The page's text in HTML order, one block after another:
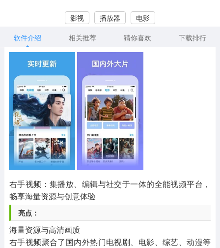
418款应用
音乐舞蹈
269款应用
2716款应用
其他
1654款应用
游戏助手
515款应用
影视 播放器
电影
软件介绍
相关推荐 猜你喜欢 下载排行
右手视频：集播放、编辑与社交于一体的全能视频平台，
畅享海量资源与创意体验
亮点：
海量资源与高清画质
右手视频聚合了国内外热门电视剧、电影、综艺、动漫等